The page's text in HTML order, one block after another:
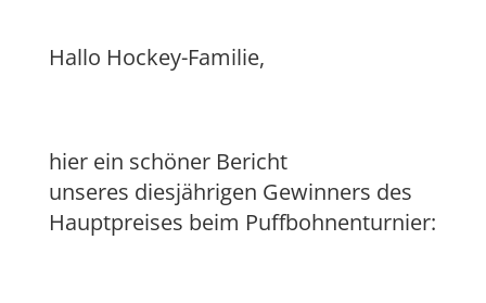
Hallo Hockey-Familie,
hier ein schöner Bericht
unseres diesjährigen Gewinners des
Hauptpreises beim Puffbohnenturnier: